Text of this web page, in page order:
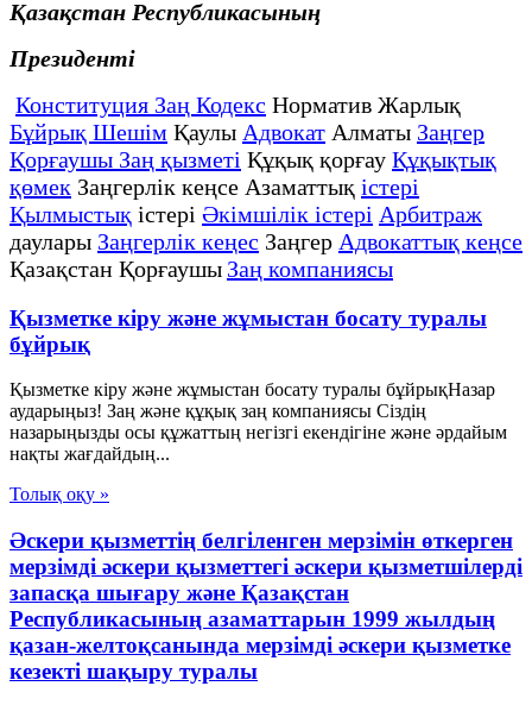
Қазақстан Республикасының
Президенті
Конституция Заң Кодекс Норматив Жарлық
Бұйрық Шешім Қаулы Адвокат Алматы Заңгер
Қорғаушы Заң қызметі Құқық қорғау Құқықтық
қөмек Заңгерлік кеңсе Азаматтық істері
Қылмыстық істері Әкімшілік істері Арбитраж
даулары Заңгерлік кеңес Заңгер Адвокаттық кеңсе
Қазақстан Қорғаушы Заң компаниясы
Қызметке кіру және жұмыстан босату туралы
бұйрық
Қызметке кіру және жұмыстан босату туралы бұйрықНазар
аударыңыз! Заң және құқық заң компаниясы Сіздің
назарыңызды осы құжаттың негізгі екендігіне және әрдайым
нақты жағдайдың...
Толық оқу »
Әскери қызметтің белгіленген мерзімін өткерген
мерзімді әскери қызметтегі әскери қызметшілерді
запасқа шығару және Қазақстан
Республикасының азаматтарын 1999 жылдың
қазан-желтоқсанында мерзімді әскери қызметке
кезекті шақыру туралы